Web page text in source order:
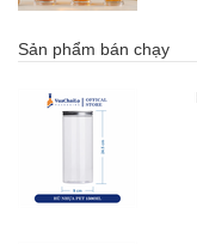
Sản phẩm bán chạy